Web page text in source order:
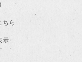
ちら
示